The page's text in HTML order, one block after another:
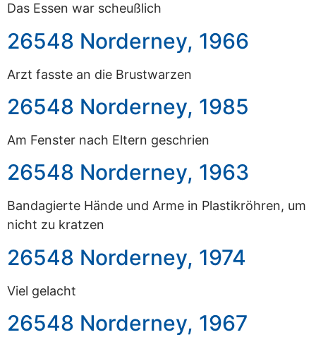
Das Essen war scheußlich
26548 Norderney, 1966
Arzt fasste an die Brustwarzen
26548 Norderney, 1985
Am Fenster nach Eltern geschrien
26548 Norderney, 1963
Bandagierte Hände und Arme in Plastikröhren, um
nicht zu kratzen
26548 Norderney, 1974
Viel gelacht
26548 Norderney, 1967